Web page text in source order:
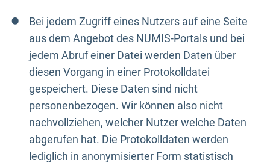
Bei jedem Zugriff eines Nutzers auf eine Seite
aus dem Angebot des NUMIS-Portals und bei
jedem Abruf einer Datei werden Daten über
diesen Vorgang in einer Protokolldatei
gespeichert. Diese Daten sind nicht
personenbezogen. Wir können also nicht
nachvollziehen, welcher Nutzer welche Daten
abgerufen hat. Die Protokolldaten werden
lediglich in anonymisierter Form statistisch